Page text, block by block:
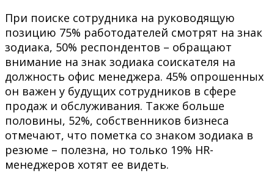
При поиске сотрудника на руководящую
позицию 75% работодателей смотрят на знак
зодиака, 50% респондентов – обращают
внимание на знак зодиака соискателя на
должность офис менеджера. 45% опрошенных
он важен у будущих сотрудников в сфере
продаж и обслуживания. Также больше
половины, 52%, собственников бизнеса
отмечают, что пометка со знаком зодиака в
резюме – полезна, но только 19% HR-
менеджеров хотят ее видеть.